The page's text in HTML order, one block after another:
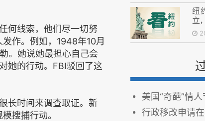
何线索，他们尽一切努
作。例如，1948年10月
。她说她最担心自己会
她的行动。FBI驳回了这
长时间来调查取证。新
搜捕行动。
纽
立
美国“奇葩”情人节
行政移改申请